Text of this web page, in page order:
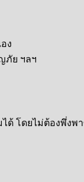
ง
ภัย ฯลฯ
ได้ โดยไม่ต้องพึ่ง